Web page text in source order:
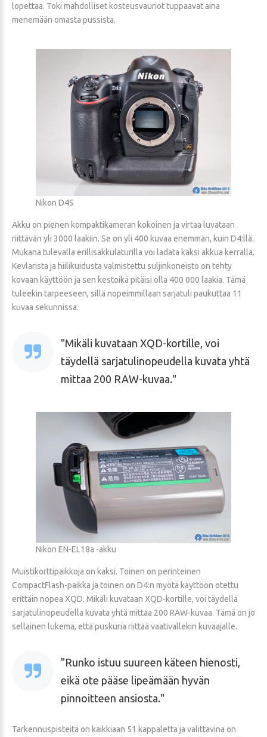
lopettaa. Toki mahdolliset kosteusvauriot tuppaavat aina
menemään omasta pussista.
Nikon D4S
Akku on pienen kompaktikameran kokoinen ja virtaa luvataan
riittävän yli 3000 laakiin. Se on yli 400 kuvaa enemmän, kuin D4:llä.
Mukana tulevalla erillisakkulaturilla voi ladata kaksi akkua kerralla.
Kevlarista ja hiilikuidusta valmistettu suljinkoneisto on tehty
kovaan käyttöön ja sen kestoikä pitäisi olla 400 000 laakia. Tämä
tuleekin tarpeeseen, sillä nopeimmillaan sarjatuli paukuttaa 11
kuvaa sekunnissa.
Mikäli kuvataan XQD-kortille, voi
täydellä sarjatulinopeudella kuvata yhtä
mittaa 200 RAW-kuvaa.
Nikon EN-EL18a -akku
Muistikorttipaikkoja on kaksi. Toinen on perinteinen
CompactFlash-paikka ja toinen on D4:n myötä käyttöön otettu
erittäin nopea XQD. Mikäli kuvataan XQD-kortille, voi täydellä
sarjatulinopeudella kuvata yhtä mittaa 200 RAW-kuvaa. Tämä on jo
sellainen lukema, että puskuria riittää vaativallekin kuvaajalle.
Runko istuu suureen käteen hienosti,
eikä ote pääse lipeämään hyvän
pinnoitteen ansiosta.
Tarkennuspisteitä on kaikkiaan 51 kappaletta ja valittavina on